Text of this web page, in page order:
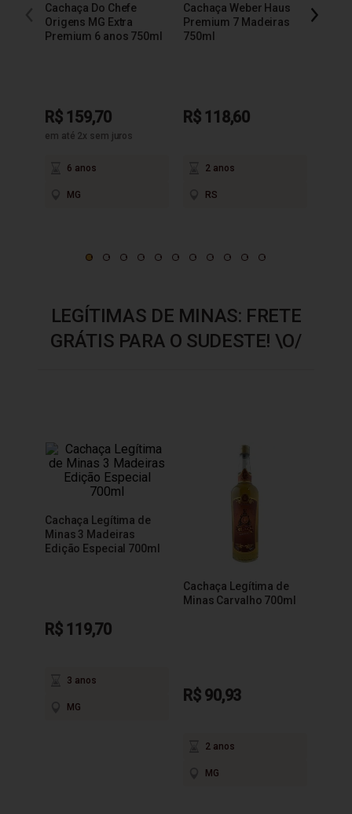
Cachaça Do Chefe
Origens MG Extra
Premium 6 anos 750ml
R$ 159,70
em até 2x sem juros
6 anos
MG
Cachaça Weber Haus
Premium 7 Madeiras
750ml
R$ 118,60
2 anos
RS
LEGÍTIMAS DE MINAS: FRETE
GRÁTIS PARA O SUDESTE! \O/
Cachaça Legítima de
Minas 3 Madeiras
Edição Especial 700ml
R$ 119,70
3 anos
MG
Cachaça Legítima de
Minas Carvalho 700ml
R$ 90,93
2 anos
MG